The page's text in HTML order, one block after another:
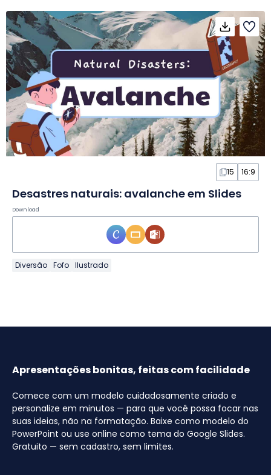
15 16:9
Desastres naturais: avalanche em Slides
Download
Diversão Fofo Ilustrado
Apresentações bonitas, feitas com facilidade
Comece com um modelo cuidadosamente criado e
personalize em minutos — para que você possa focar nas
suas ideias, não na formatação. Baixe como modelo do
PowerPoint ou use online como tema do Google Slides.
Gratuito — sem cadastro, sem limites.